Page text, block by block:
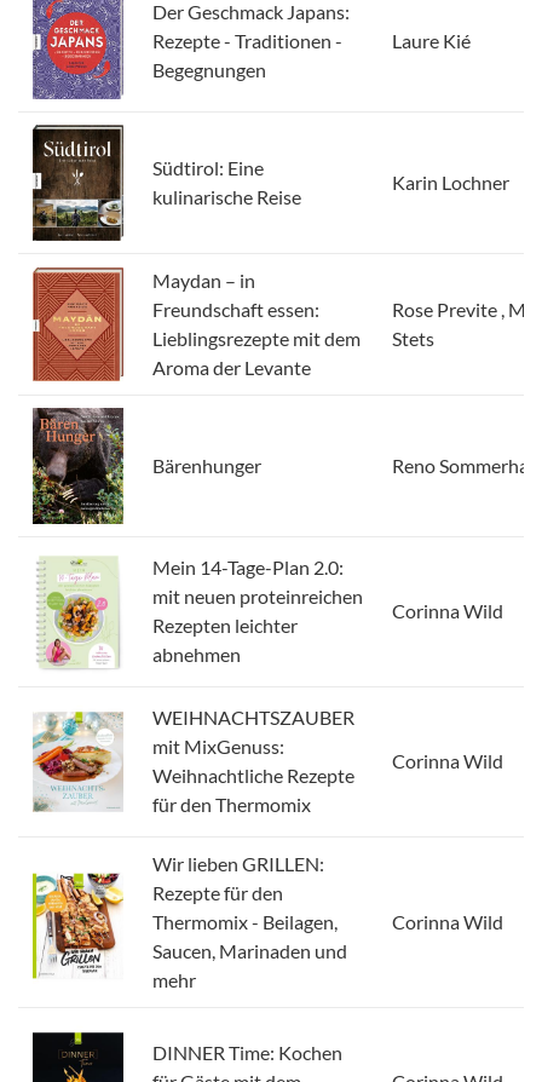
Der Geschmack Japans:
Rezepte - Traditionen -
Begegnungen
Laure Kié
Südtirol: Eine
kulinarische Reise
Karin Lochner
Maydan – in
Freundschaft essen:
Lieblingsrezepte mit dem
Aroma der Levante
Rose Previte ,
Stets
Bärenhunger Reno
Mein 14-Tage-Plan 2.0:
mit neuen proteinreichen
Rezepten leichter
abnehmen
Corinna Wild
WEIHNACHTSZAUBER
mit MixGenuss:
Weihnachtliche Rezepte
für den Thermomix
Corinna Wild
Wir lieben GRILLEN:
Rezepte für den
Thermomix - Beilagen,
Saucen, Marinaden und
mehr
Corinna Wild
DINNER Time: Kochen